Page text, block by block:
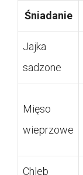
Śniadanie
Jajka
sadzone
Mięso
wieprzowe
Chleb